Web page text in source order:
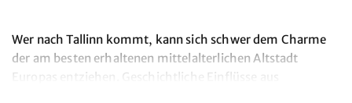
Wer nach Tallinn kommt, kann sich schwer dem Charme
der am besten erhaltenen mittelalterlichen Altstadt
Europas entziehen. Geschichtliche Einflüsse aus